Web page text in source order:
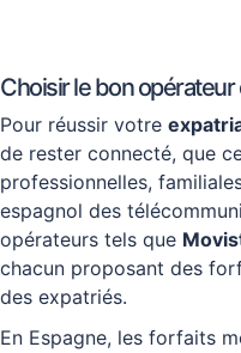
Choisir le bon
Pour réussir votre
de rester connecté, que
professionnelles,
espagnol des
opérateurs tels que
chacun proposant des
des expatriés.
En Espagne, les forfaits